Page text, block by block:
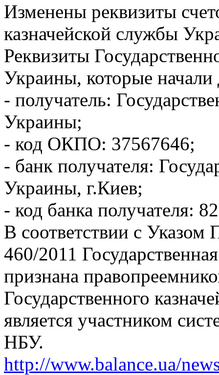
Изменены реквизиты
казначейской службы
Реквизиты
Украины, которые начали
- получатель:
Украины;
- код ОКПО: 37567646;
- банк получателя:
Украины, г.Киев;
- код банка получателя:
В соответствии с Указом
460/2011
признана
Государственного
является участником
НБУ.
http://www.balance.ua/